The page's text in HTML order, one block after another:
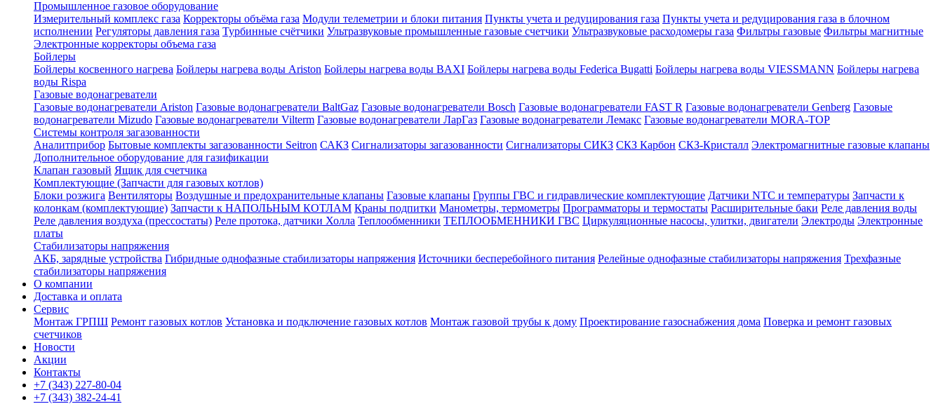
Промышленное газовое оборудование
Измерительный комплекс газа Корректоры объёма газа Модули телеметрии и блоки питания Пункты учета и редуцирования газа Пункты учета и редуцирования газа в блочном
исполнении Регуляторы давления газа Турбинные счётчики Ультразвуковые промышленные газовые счетчики Ультразвуковые расходомеры газа Фильтры газовые Фильтры магнитные
Электронные корректоры объема газа
Бойлеры
Бойлеры косвенного нагрева Бойлеры нагрева воды Ariston Бойлеры нагрева воды BAXI Бойлеры нагрева воды Federica Bugatti Бойлеры нагрева воды VIESSMANN Бойлеры нагрева
воды Rispa
Газовые водонагреватели
Газовые водонагреватели Ariston Газовые водонагреватели BaltGaz Газовые водонагреватели Bosch Газовые водонагреватели FAST R Газовые водонагреватели Genberg Газовые
водонагреватели Mizudo Газовые водонагреватели Vilterm Газовые водонагреватели ЛарГаз Газовые водонагреватели Лемакс Газовые водонагреватели MORA-TOP
Системы контроля загазованности
Аналитприбор Бытовые комплекты загазованности Seitron САКЗ Сигнализаторы загазованности Сигнализаторы СИКЗ СКЗ Карбон СКЗ-Кристалл Электромагнитные газовые клапаны
Дополнительное оборудование для газификации
Клапан газовый Ящик для счетчика
Комплектующие (Запчасти для газовых котлов)
Блоки розжига Вентиляторы Воздушные и предохранительные клапаны Газовые клапаны Группы ГВС и гидравлические комплектующие Датчики NTC и температуры Запчасти к
колонкам (комплектующие) Запчасти к НАПОЛЬНЫМ КОТЛАМ Краны подпитки Манометры, термометры Программаторы и термостаты Расширительные баки Реле давления воды
Реле давления воздуха (прессостаты) Реле протока, датчики Холла Теплообменники ТЕПЛООБМЕННИКИ ГВС Циркуляционные насосы, улитки, двигатели Электроды Электронные
платы
Стабилизаторы напряжения
АКБ, зарядные устройства Гибридные однофазные стабилизаторы напряжения Источники бесперебойного питания Релейные однофазные стабилизаторы напряжения Трехфазные
стабилизаторы напряжения
О компании
Доставка и оплата
Сервис
Монтаж ГРПШ Ремонт газовых котлов Установка и подключение газовых котлов Монтаж газовой трубы к дому Проектирование газоснабжения дома Поверка и ремонт газовых
счетчиков
Новости
Акции
Контакты
+7 (343) 227-80-04
+7 (343) 382-24-41